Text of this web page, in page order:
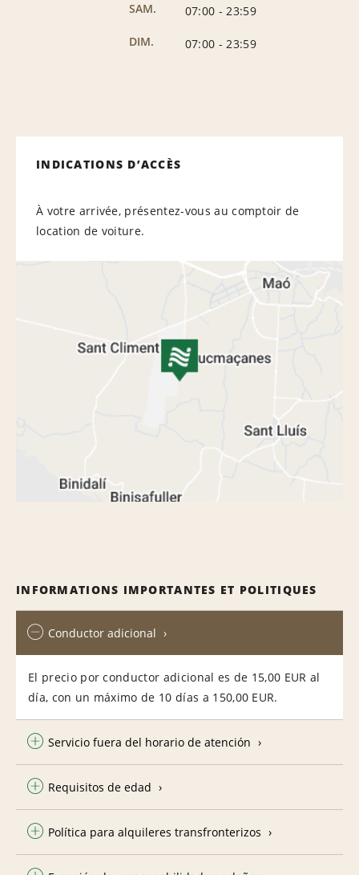
SAM. 07:00 - 23:59
DIM.
07:00 - 23:59
INDICATIONS D’ACCÈS
À votre arrivée, présentez-vous au comptoir de
location de voiture.
INFORMATIONS IMPORTANTES ET POLITIQUES
Conductor adicional
El precio por conductor adicional es de 15,00 EUR al
día, con un máximo de 10 días a 150,00 EUR.
Servicio fuera del horario de atención
Requisitos de edad
Política para alquileres transfronterizos